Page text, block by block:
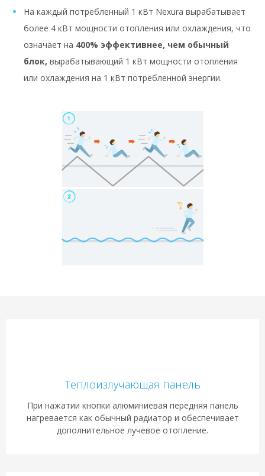
На каждый потребленный 1 кВт Nexura вырабатывает
более 4 кВт мощности отопления или охлаждения, что
означает на 400% эффективнее, чем обычный
блок, вырабатывающий 1 кВт мощности отопления
или охлаждения на 1 кВт потребленной энергии.
Теплоизлучающая панель
При нажатии кнопки алюминиевая передняя панель
нагревается как обычный радиатор и обеспечивает
дополнительное лучевое отопление.